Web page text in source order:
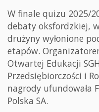
W finale quizu 2025/
debaty oksfordzkiej,
drużyny wyłonione
etapów.
Otwartej Edukacji
Przedsiębiorczości i
nagrody ufundowała
Polska SA.